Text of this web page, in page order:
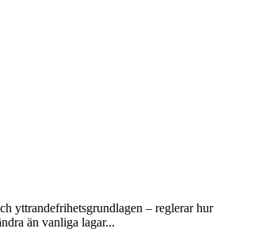
yttrandefrihetsgrundlagen – reglerar hur
än vanliga lagar...